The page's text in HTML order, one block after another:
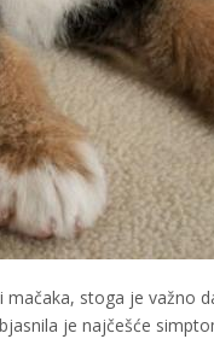
stoga je važno
je najčešće